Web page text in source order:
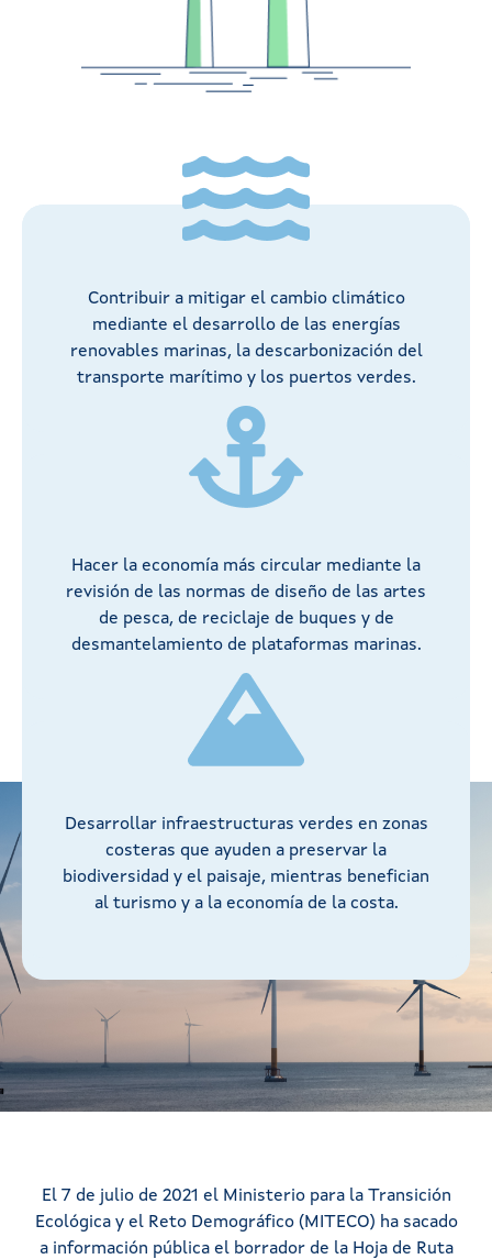
Contribuir a mitigar el cambio climático
mediante el desarrollo de las energías
renovables marinas, la descarbonización del
transporte marítimo y los puertos verdes.
Hacer la economía más circular mediante la
revisión de las normas de diseño de las artes
de pesca, de reciclaje de buques y de
desmantelamiento de plataformas marinas.
Desarrollar infraestructuras verdes en zonas
costeras que ayuden a preservar la
biodiversidad y el paisaje, mientras benefician
al turismo y a la economía de la costa.
El 7 de julio de 2021 el Ministerio para la Transición
Ecológica y el Reto Demográfico (MITECO) ha sacado
a información pública el borrador de la Hoja de Ruta